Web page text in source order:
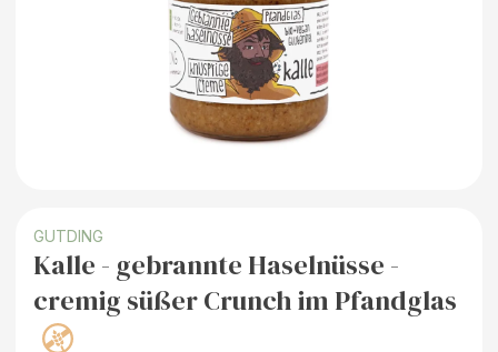
GUTDING
Kalle - gebrannte Haselnüsse -
cremig süßer Crunch im Pfandglas